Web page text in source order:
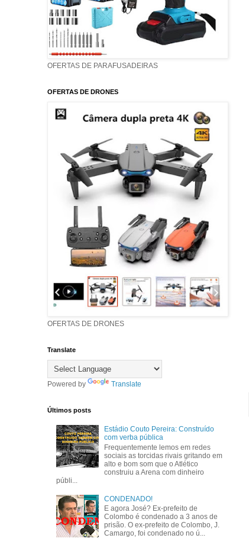
OFERTAS DE PARAFUSADEIRAS
OFERTAS DE DRONES
OFERTAS DE DRONES
Translate
Powered by Translate
Últimos posts
Estádio Couto Pereira: Construído
com verba pública
Frequentemente lemos em redes
sociais as torcidas rivais gritando em
alto e bom som que o Atlético
construiu a Arena com dinheiro
públi...
CONDENADO!
E agora José? Ex-prefeito de
Colombo é condenado a 3 anos de
prisão. O ex-prefeito de Colombo, J.
Camargo, foi condenado no ú...